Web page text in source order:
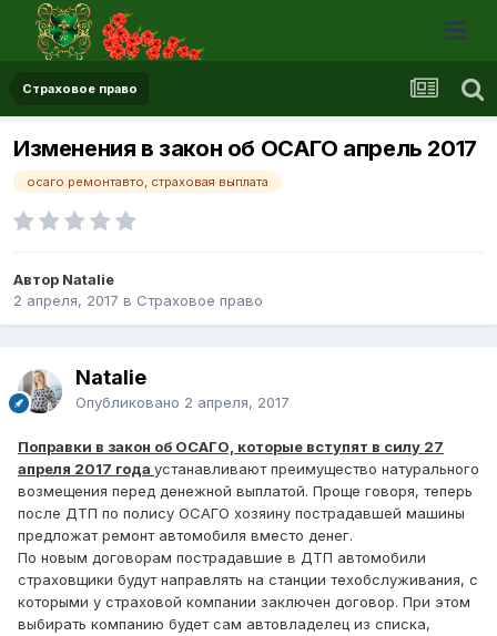
Страховое право
Изменения в закон об ОСАГО апрель 2017
осаго ремонтавто, страховая выплата
Автор Natalie
2 апреля, 2017 в Страховое право
Natalie
Опубликовано 2 апреля, 2017
Поправки в закон об ОСАГО, которые вступят в силу 27
апреля 2017 года устанавливают преимущество натурального
возмещения перед денежной выплатой. Проще говоря, теперь
после ДТП по полису ОСАГО хозяину пострадавшей машины
предложат ремонт автомобиля вместо денег.
По новым договорам пострадавшие в ДТП автомобили
страховщики будут направлять на станции техобслуживания, с
которыми у страховой компании заключен договор. При этом
выбирать компанию будет сам автовладелец из списка,